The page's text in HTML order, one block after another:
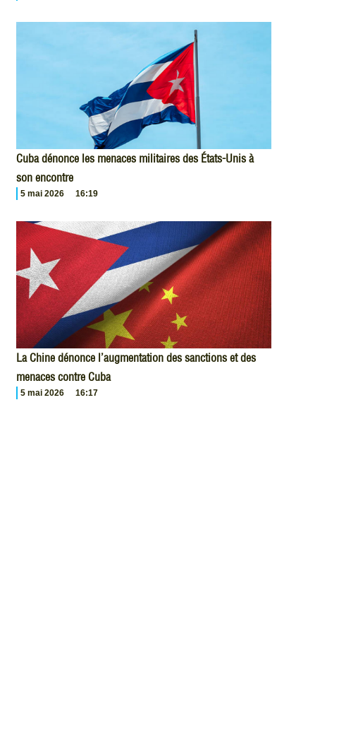
Cuba dénonce les menaces militaires des États-Unis à
son encontre
5 mai 2026 16:19
La Chine dénonce l’augmentation des sanctions et des
menaces contre Cuba
5 mai 2026 16:17